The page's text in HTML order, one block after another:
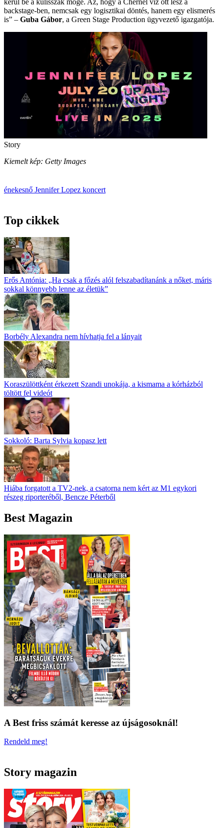
backstage-ben, nemcsak egy logisztikai döntés, hanem egy elismerés
is” – Guba Gábor, a Green Stage Production ügyvezető igazgatója.
Story
Kiemelt kép: Getty Images
énekesnő Jennifer Lopez koncert
Top cikkek
Erős Antónia: „Ha csak a főzés alól fel­szabadítanánk a nőket, máris
sokkal könnyebb lenne az életük”
Borbély Alexandra nem hívhatja fel a lányait
Koraszülöttként érkezett Szandi unokája, a kismama a kórházból
töltött fel videót
Sokkoló: Barta Sylvia kopasz lett
Hiába forgatott a TV2-nek, a csatorna nem kért az M1 egykori
részeg riporteréből, Bencze Péterből
Best Magazin
A Best friss számát keresse az újságosoknál!
Rendeld meg!
Story magazin